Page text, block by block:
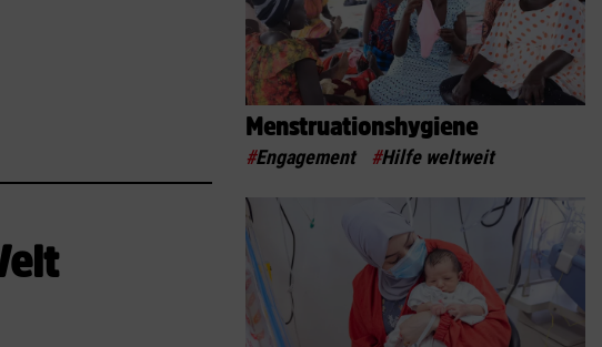
Menstruationshygiene
#Engagement #Hilfe weltweit